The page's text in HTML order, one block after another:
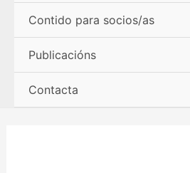
Contido para socios/as
Publicacións
Contacta